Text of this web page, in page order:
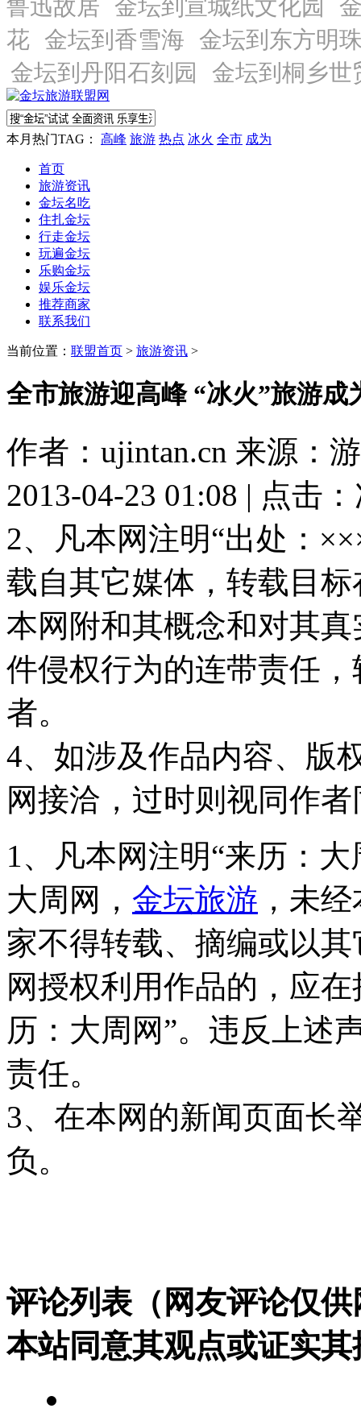
本月热门TAG： 高峰 旅游 热点 冰火 全市 成为
首页
旅游资讯
金坛名吃
住扎金坛
行走金坛
玩遍金坛
乐购金坛
娱乐金坛
推荐商家
联系我们
当前位置： 联盟首页 > 旅游资讯 >
全市旅游迎高峰 “冰火”旅游成
作者：ujintan.cn 来源：
2013-04-23 01:08 | 点击：
2、凡本网注明“出处：
载自其它媒体，转载目
本网附和其概念和对其
件侵权行为的连带责任
者。
4、如涉及作品内容、版
网接洽，过时则视同作
1、凡本网注明“来历：
大周网， 金坛旅游 ，未
家不得转载、摘编或以
网授权利用作品的，应
历：大周网”。违反上述
责任。
3、在本网的新闻页面长
负。
评论列表（网友评论仅
本站同意其观点或证实其